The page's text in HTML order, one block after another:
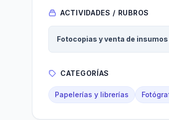
ACTIVIDADES / RUBROS
Fotocopias y venta de
CATEGORÍAS
Papelerías y librerías